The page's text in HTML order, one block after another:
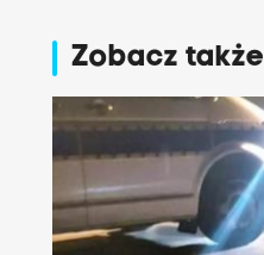
Zobacz także